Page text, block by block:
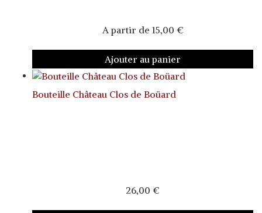
A partir de 15,00 €
Ajouter au panier
Bouteille Château Clos de Boüard
26,00 €